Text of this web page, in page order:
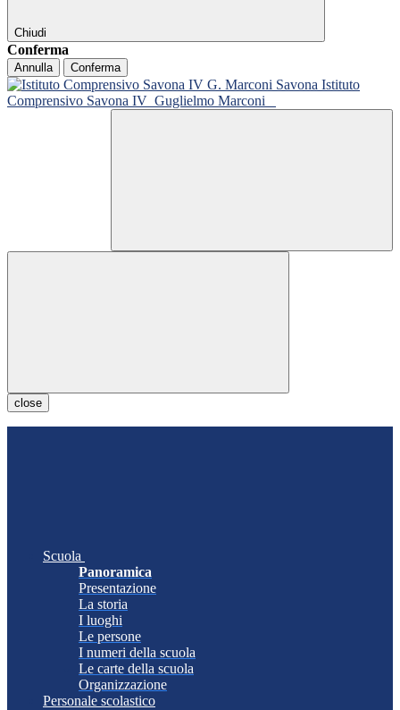
Chiudi
Conferma
Annulla Conferma
Istituto
Comprensivo Savona IV Guglielmo Marconi
close
Scuola
Panoramica
Presentazione
La storia
I luoghi
Le persone
I numeri della scuola
Le carte della scuola
Organizzazione
Personale scolastico